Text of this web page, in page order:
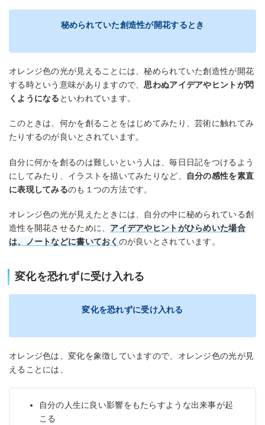
秘められていた創造性が開花するとき
オレンジ色の光が見えることには、秘められていた創造性が開花
する時という意味がありますので、思わぬアイデアやヒントが閃
くようになる といわれています。
このときは、何かを創ることをはじめてみたり、芸術に触れてみ
たりするのが良いとされています。
自分に何かを創るのは難しいという人は、毎日日記をつけるよう
にしてみたり、イラストを描いてみたりなど、
自分の感性を素直
に表現してみるのも１つの方法です。
オレンジ色の光が見えたときには、自分の中に秘められている創
造性を開花させるために、 アイデアやヒントがひらめいた場合
は、ノートなどに書いておく のが良いとされています。
変化を恐れずに受け入れる
変化を恐れずに受け入れる
オレンジ色は、変化を象徴していますので、オレンジ色の光が見
えることには、
自分の人生に良い影響をもたらすような出来事が起
こる